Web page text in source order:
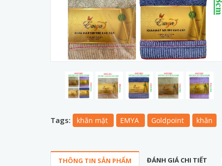
Tags: khăn mặt EMYA Goldpoint khăn
THÔNG TIN SẢN PHẨM ĐÁNH GIÁ CHI TIẾT